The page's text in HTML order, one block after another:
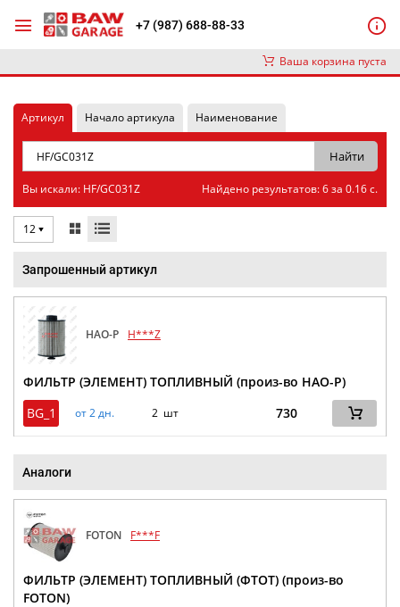
+7 (987) 688-88-33
Ваша корзина пуста
Артикул Начало артикула Наименование
Вы искали: HF/GC031Z Найдено результатов: 6 за 0.16 с.
12
Запрошенный артикул
HAO-P H***Z
ФИЛЬТР (ЭЛЕМЕНТ) ТОПЛИВНЫЙ (произ-во HAO-P)
BG_1
от 2 дн. 2 шт 730
Аналоги
FOTON F***F
ФИЛЬТР (ЭЛЕМЕНТ) ТОПЛИВНЫЙ (ФТОТ) (произ-во
FOTON)